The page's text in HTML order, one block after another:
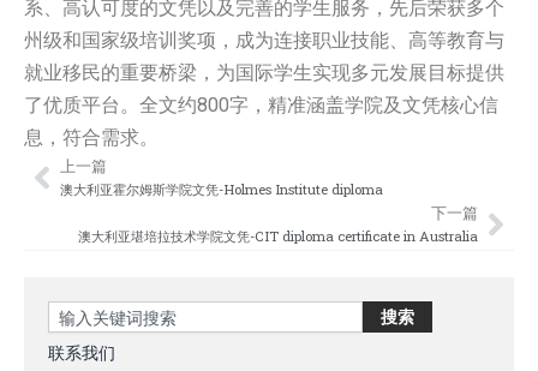
系、高认可度的文凭以及完善的学生服务，先后荣获多个
州级和国家级培训奖项，成为连接职业技能、高等教育与
就业移民的重要桥梁，为国际学生实现多元发展目标提供
了优质平台。全文约800字，精准涵盖学院及文凭核心信
息，符合需求。
Prev
上一篇
澳大利亚霍尔姆斯学院文凭-Holmes Institute diploma
下一篇
澳大利亚堪培拉技术学院文凭-CIT diploma certificate in Australia
Search 搜索
联系我们